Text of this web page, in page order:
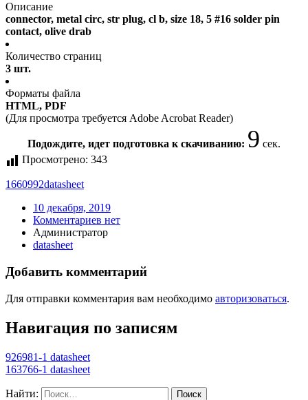
Описание
connector, metal circ, str plug, cl b, size 18, 5 #16 solder pin
contact, olive drab
Количество страниц
3 шт.
Форматы файла
HTML, PDF
(Для просмотра требуется Adobe Acrobat Reader)
Подождите, идет подготовка к скачиванию: 9 сек.
Просмотрено: 343
1660992datasheet
10 декабря, 2019
Комментариев нет
Администратор
datasheet
Добавить комментарий
Для отправки комментария вам необходимо авторизоваться.
Навигация по записям
926981-1 datasheet
163766-1 datasheet
Найти: